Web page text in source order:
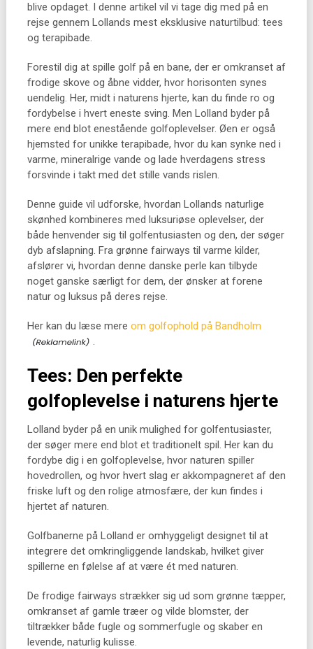
blive opdaget. I denne artikel vil vi tage dig med på en
rejse gennem Lollands mest eksklusive naturtilbud: tees
og terapibade.
Forestil dig at spille golf på en bane, der er omkranset af
frodige skove og åbne vidder, hvor horisonten synes
uendelig. Her, midt i naturens hjerte, kan du finde ro og
fordybelse i hvert eneste sving. Men Lolland byder på
mere end blot enestående golfoplevelser. Øen er også
hjemsted for unikke terapibade, hvor du kan synke ned i
varme, mineralrige vande og lade hverdagens stress
forsvinde i takt med det stille vands rislen.
Denne guide vil udforske, hvordan Lollands naturlige
skønhed kombineres med luksuriøse oplevelser, der
både henvender sig til golfentusiasten og den, der søger
dyb afslapning. Fra grønne fairways til varme kilder,
afslører vi, hvordan denne danske perle kan tilbyde
noget ganske særligt for dem, der ønsker at forene
natur og luksus på deres rejse.
Her kan du læse mere om golfophold på Bandholm
.
Tees: Den perfekte
golfoplevelse i naturens hjerte
Lolland byder på en unik mulighed for golfentusiaster,
der søger mere end blot et traditionelt spil. Her kan du
fordybe dig i en golfoplevelse, hvor naturen spiller
hovedrollen, og hvor hvert slag er akkompagneret af den
friske luft og den rolige atmosfære, der kun findes i
hjertet af naturen.
Golfbanerne på Lolland er omhyggeligt designet til at
integrere det omkringliggende landskab, hvilket giver
spillerne en følelse af at være ét med naturen.
De frodige fairways strækker sig ud som grønne tæpper,
omkranset af gamle træer og vilde blomster, der
tiltrækker både fugle og sommerfugle og skaber en
levende, naturlig kulisse.